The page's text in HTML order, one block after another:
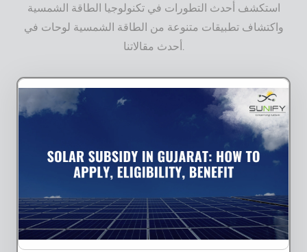
استكشف أحدث التطورات في تكنولوجيا الطاقة الشمسية
واكتشاف تطبيقات متنوعة من الطاقة الشمسية لوحات في